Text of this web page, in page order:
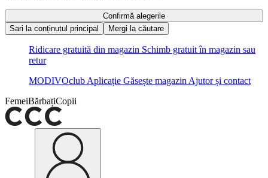
Confirmă alegerile
Sari la conținutul principal
Mergi la căutare
Ridicare gratuită din magazin Schimb gratuit în magazin sau
retur
MODIVOclub Aplicație Găsește magazin Ajutor și contact
FemeiBărbațiCopii